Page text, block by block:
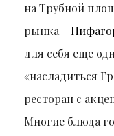
на Трубной
рынка –
для себя еще
«насладиться
ресторан с
Многие блюда